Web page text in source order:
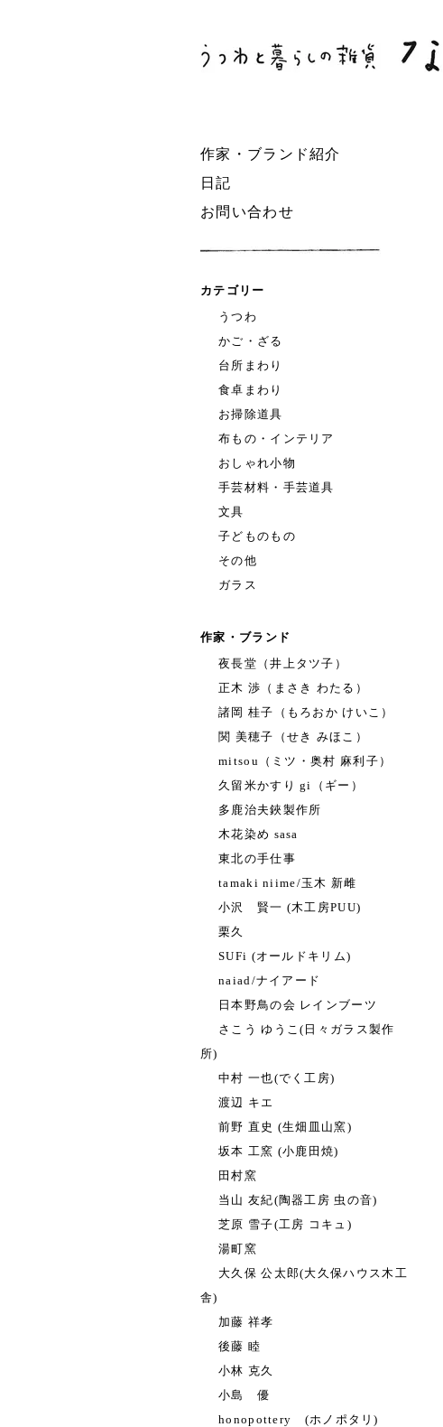
作家・ブランド紹介
日記
お問い合わせ
カテゴリー
うつわ
かご・ざる
台所まわり
食卓まわり
お掃除道具
布もの・インテリア
おしゃれ小物
手芸材料・手芸道具
文具
子どものもの
その他
ガラス
作家・ブランド
夜長堂（井上タツ子）
正木 渉（まさき わたる）
諸岡 桂子（もろおか けいこ）
関 美穂子（せき みほこ）
mitsou（ミツ・奥村 麻利子）
久留米かすり gi（ギー）
多鹿治夫鋏製作所
木花染め sasa
東北の手仕事
tamaki niime/玉木 新雌
小沢 賢一 (木工房PUU)
栗久
SUFi (オールドキリム)
naiad/ナイアード
日本野鳥の会 レインブーツ
さこう ゆうこ(日々ガラス製作
所)
中村 一也(でく工房)
渡辺 キエ
前野 直史 (生畑皿山窯)
坂本 工窯 (小鹿田焼)
田村窯
当山 友紀(陶器工房 虫の音)
芝原 雪子(工房 コキュ)
湯町窯
大久保 公太郎(大久保ハウス木工
舎)
加藤 祥孝
後藤 睦
小林 克久
小島 優
honopottery (ホノポタリ)